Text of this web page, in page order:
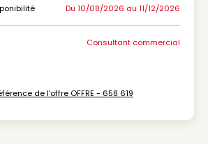
disponibilité
Du 10/08/2026 au 11/12/2026
Consultant commercial
de l'offre OFFRE - 658 619